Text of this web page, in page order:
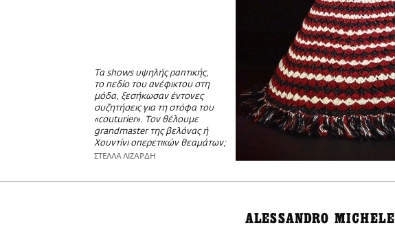
Τα shows υψηλής ραπτικής,
το πεδίο του ανέφικτου στη
μόδα, ξεσήκωσαν έντονες
συζητήσεις για τη στόφα του
«couturier». Τον θέλουμε
grandmaster της βελόνας ή
Χουντίνι οπερετικών θεαμάτων;
ΣΤΕΛΛΑ ΛΙΖΑΡΔΗ
ALESSANDRO MICHELE